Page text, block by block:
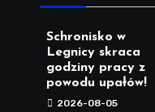
Schronisko w
Legnicy skraca
godziny pracy z
powodu upałów!
2026-08-05